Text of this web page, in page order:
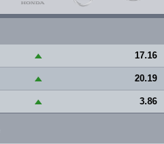
▲ 17.16
▲ 20.19
▲ 3.86